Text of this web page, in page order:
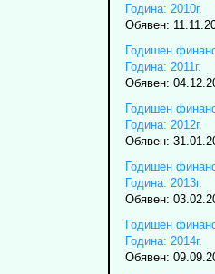
Година: 2010г.
Обявен:
Годишен
Година: 2011г.
Обявен:
Годишен
Година: 2012г.
Обявен:
Годишен
Година: 2013г.
Обявен:
Годишен
Година: 2014г.
Обявен: